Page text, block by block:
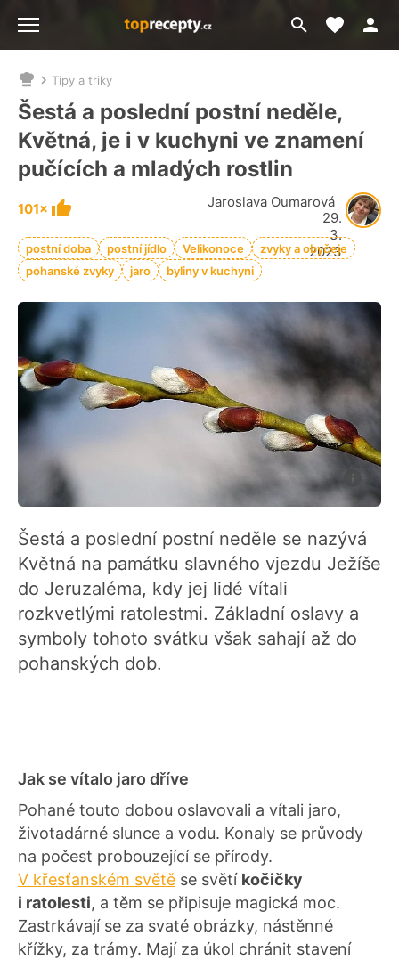
Přejít
na
Moje
Nacházíte
se
zde:
Tipy a triky
Šestá a poslední postní neděle,
Květná, je i v kuchyni ve znamení
pučících a mladých rostlin
101×
Jaroslava Oumarová
29.
3.
2023
postní doba postní jídlo Velikonoce
zvyky a obyčeje
pohanské zvyky
jaro byliny v kuchyni
Šestá a poslední postní neděle se nazývá
Květná na památku slavného vjezdu Ježíše
do Jeruzaléma, kdy jej lidé vítali
rozkvetlými ratolestmi. Základní oslavy a
symboly tohoto svátku však sahají až do
pohanských dob.
Jak se vítalo jaro dříve
Pohané touto dobou oslavovali a vítali jaro,
životadárné slunce a vodu. Konaly se průvody
na počest probouzející se přírody.
V křesťanském světě se světí kočičky
i ratolesti, a těm se připisuje magická moc.
Zastrkávají se za svaté obrázky, nástěnné
křížky, za trámy. Mají za úkol chránit stavení